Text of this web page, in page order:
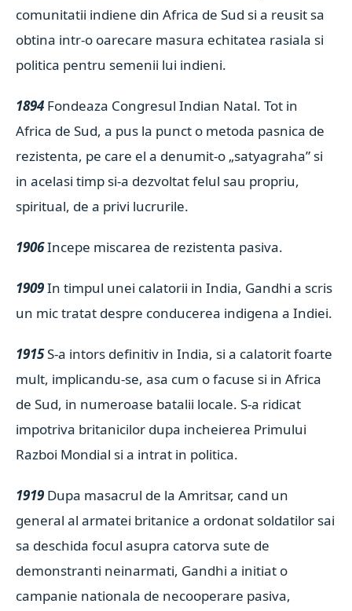
comunitatii indiene din Africa de Sud si a reusit sa
obtina intr-o oarecare masura echitatea rasiala si
politica pentru semenii lui indieni.
1894 Fondeaza Congresul Indian Natal. Tot in
Africa de Sud, a pus la punct o metoda pasnica de
rezistenta, pe care el a denumit-o „satyagraha” si
in acelasi timp si-a dezvoltat felul sau propriu,
spiritual, de a privi lucrurile.
1906Incepe miscarea de rezistenta pasiva.
1909In timpul unei calatorii in India, Gandhi a scris
un mic tratat despre conducerea indigena a Indiei.
1915S-a intors definitiv in India, si a calatorit foarte
mult, implicandu-se, asa cum o facuse si in Africa
de Sud, in numeroase batalii locale. S-a ridicat
impotriva britanicilor dupa incheierea Primului
Razboi Mondial si a intrat in politica.
1919 Dupa masacrul de la Amritsar, cand un
general al armatei britanice a ordonat soldatilor sai
sa deschida focul asupra catorva sute de
demonstranti neinarmati, Gandhi a initiat o
campanie nationala de necooperare pasiva,